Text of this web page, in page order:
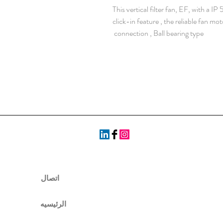
This vertical filter fan, EF, with a IP
click-in feature , the reliable fan
connection , Ball bearing type
اتصال
الرئيسيه